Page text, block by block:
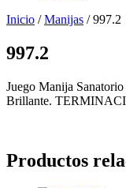
Inicio /Manijas / 997.2
997.2
Juego Manija
Brillante.
Productos